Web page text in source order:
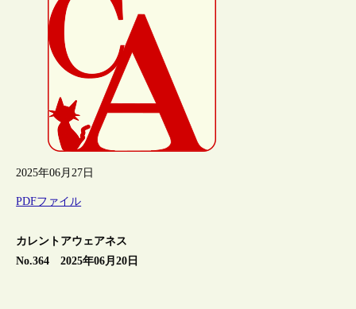
2025年06月27日
PDFファイル
カレントアウェアネス
No.364 2025年06月20日